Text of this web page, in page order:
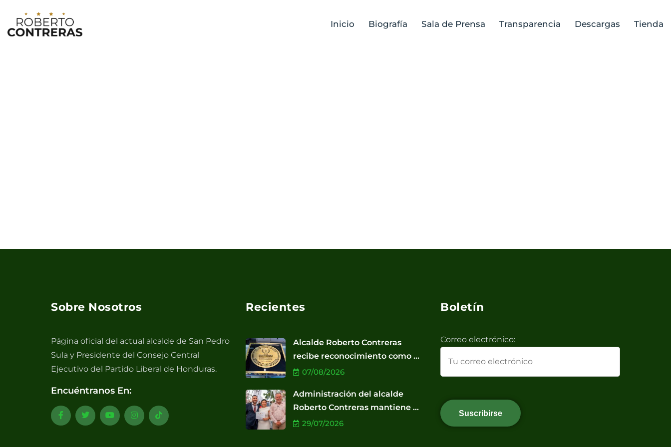
Inicio Biografía Sala de Prensa Transparencia Descargas Tienda
Sobre Nosotros
Página oficial del actual alcalde de San Pedro
Sula y Presidente del Consejo Central
Ejecutivo del Partido Liberal de Honduras.
Encuéntranos En:
Recientes
Alcalde Roberto Contreras
recibe reconocimiento como ...
07/08/2026
Administración del alcalde
Roberto Contreras mantiene ...
29/07/2026
Boletín
Correo electrónico: